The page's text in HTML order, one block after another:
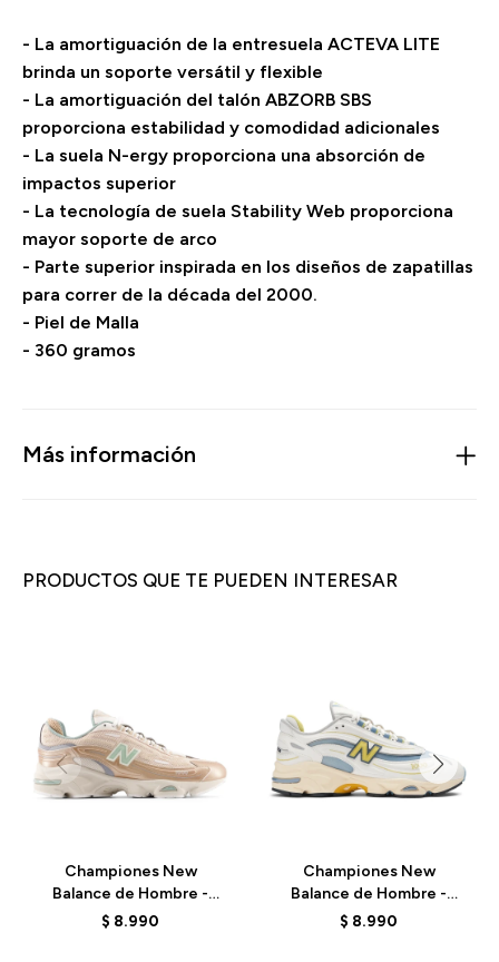
- La amortiguación de la entresuela ACTEVA LITE
brinda un soporte versátil y flexible
- La amortiguación del talón ABZORB SBS
proporciona estabilidad y comodidad adicionales
- La suela N-ergy proporciona una absorción de
impactos superior
- La tecnología de suela Stability Web proporciona
mayor soporte de arco
- Parte superior inspirada en los diseños de zapatillas
para correr de la década del 2000.
- Piel de Malla
- 360 gramos
Más información
PRODUCTOS QUE TE PUEDEN INTERESAR
Championes New
Balance de Hombre -
1000 - M1000DG -
$ 8.990
Championes New
Balance de Hombre -
1000 - M1000CA - SEA
$ 8.990